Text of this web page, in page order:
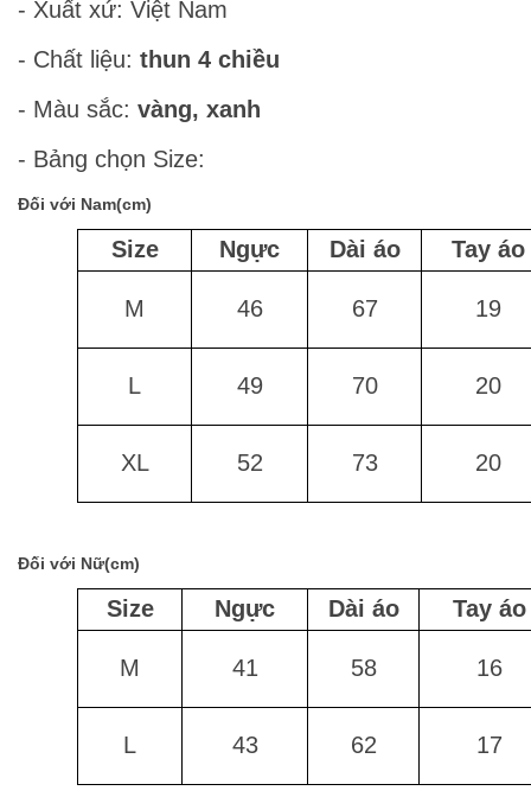
- Xuất xứ: Việt Nam
- Chất liệu: thun 4 chiều
- Màu sắc: vàng, xanh
- Bảng chọn Size:
Đối với Nam(cm)
Size Ngực Dài áo Tay áo
M 46 67 19
L 49 70 20
XL 52 73 20
Đối với Nữ(cm)
Size Ngực Dài áo Tay áo
M 41 58 16
L 43 62 17